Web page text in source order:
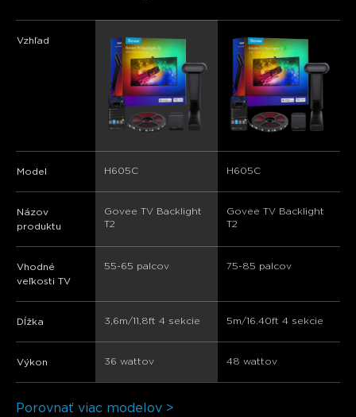
Vzhľad
Model H605C H605C
Názov
produktu
Govee TV Backlight
T2
Govee TV Backlight
T2
Vhodné
veľkosti TV
55-65 palcov 75-85 palcov
Dĺžka 3,6m/11,8ft 4 sekcie 5m/16.40ft 4 sekcie
Výkon 36 wattov 48 wattov
Porovnať viac modelov >